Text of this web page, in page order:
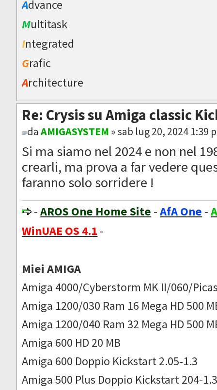
Advance
Multitask
Integrated
Grafic
Architecture
Re: Crysis su Amiga classic
daAMIGASYSTEM » sab lug 20, 2024 1:39
Si ma siamo nel 2024 e non nel
crearli, ma prova a far vedere
faranno solo sorridere !
-AROS One Home Site -AfA One -
WinUAE OS 4.1 -
Miei AMIGA
Amiga 4000/Cyberstorm MK II/060/
Amiga 1200/030 Ram 16 Mega HD 500
Amiga 1200/040 Ram 32 Mega HD 500
Amiga 600 HD 20 MB
Amiga 600 Doppio Kickstart 2.05-1.3
Amiga 500 Plus Doppio Kickstart 204-